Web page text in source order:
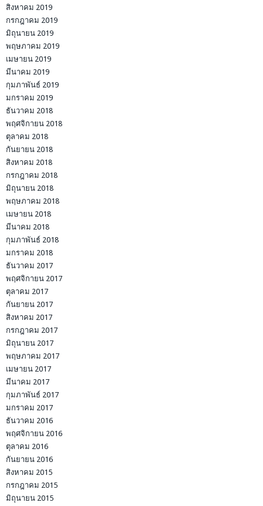
สิงหาคม 2019
กรกฎาคม 2019
มิถุนายน 2019
พฤษภาคม 2019
เมษายน 2019
มีนาคม 2019
กุมภาพันธ์ 2019
มกราคม 2019
ธันวาคม 2018
พฤศจิกายน 2018
ตุลาคม 2018
กันยายน 2018
สิงหาคม 2018
กรกฎาคม 2018
มิถุนายน 2018
พฤษภาคม 2018
เมษายน 2018
มีนาคม 2018
กุมภาพันธ์ 2018
มกราคม 2018
ธันวาคม 2017
พฤศจิกายน 2017
ตุลาคม 2017
กันยายน 2017
สิงหาคม 2017
กรกฎาคม 2017
มิถุนายน 2017
พฤษภาคม 2017
เมษายน 2017
มีนาคม 2017
กุมภาพันธ์ 2017
มกราคม 2017
ธันวาคม 2016
พฤศจิกายน 2016
ตุลาคม 2016
กันยายน 2016
สิงหาคม 2015
กรกฎาคม 2015
มิถุนายน 2015